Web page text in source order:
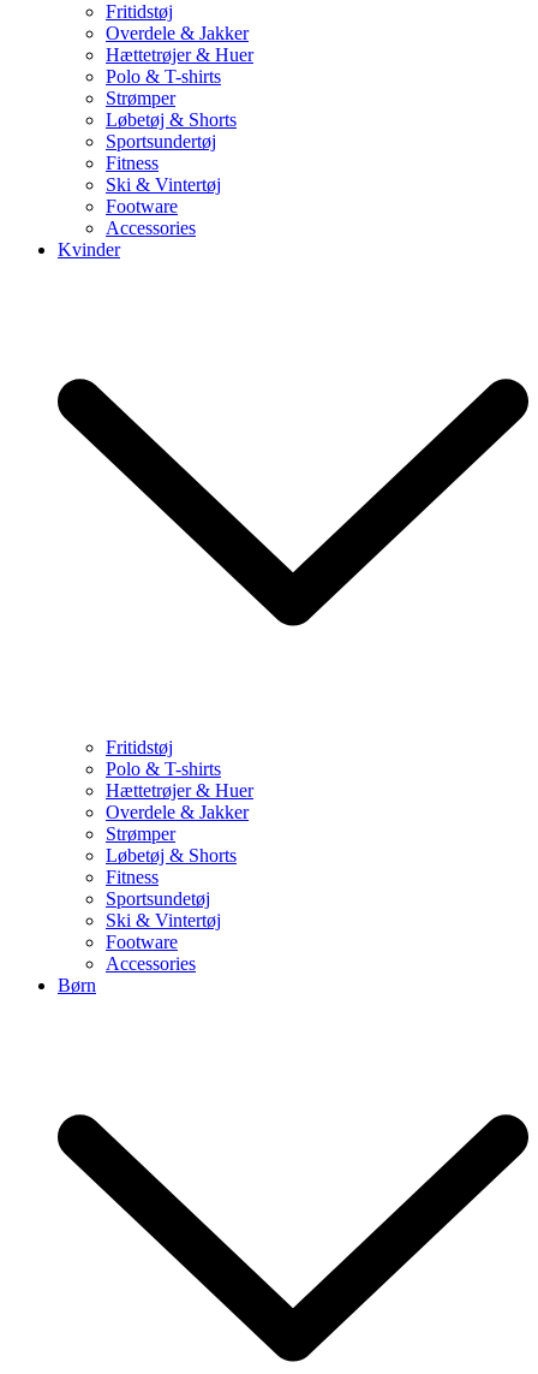
Fritidstøj
Overdele & Jakker
Hættetrøjer & Huer
Polo & T-shirts
Strømper
Løbetøj & Shorts
Sportsundertøj
Fitness
Ski & Vintertøj
Footware
Accessories
Kvinder
Fritidstøj
Polo & T-shirts
Hættetrøjer & Huer
Overdele & Jakker
Strømper
Løbetøj & Shorts
Fitness
Sportsundetøj
Ski & Vintertøj
Footware
Accessories
Børn